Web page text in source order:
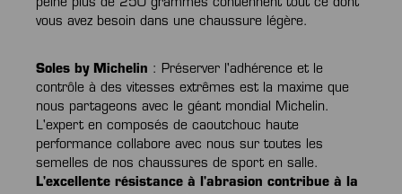
peine plus de 250 grammes contiennent tout ce dont
vous avez besoin dans une chaussure légère.
Soles by Michelin : Préserver l'adhérence et le
contrôle à des vitesses extrêmes est la maxime que
nous partageons avec le géant mondial Michelin.
L'expert en composés de caoutchouc haute
performance collabore avec nous sur toutes les
semelles de nos chaussures de sport en salle.
L'excellente résistance à l'abrasion contribue à la